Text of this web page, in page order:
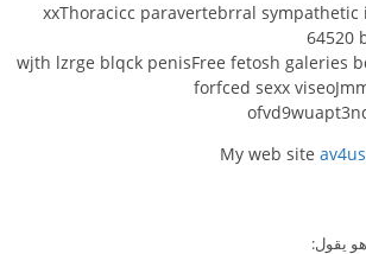
xxThoracicc paravertebrral sympathetic
64520
wjth lzrge blqck penisFree fetosh galeries
forfced sexx
My web site
هو يقول: